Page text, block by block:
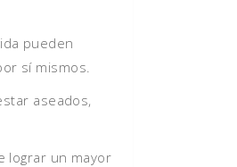
pueden
sí mismos.
aseados,
lograr un mayor